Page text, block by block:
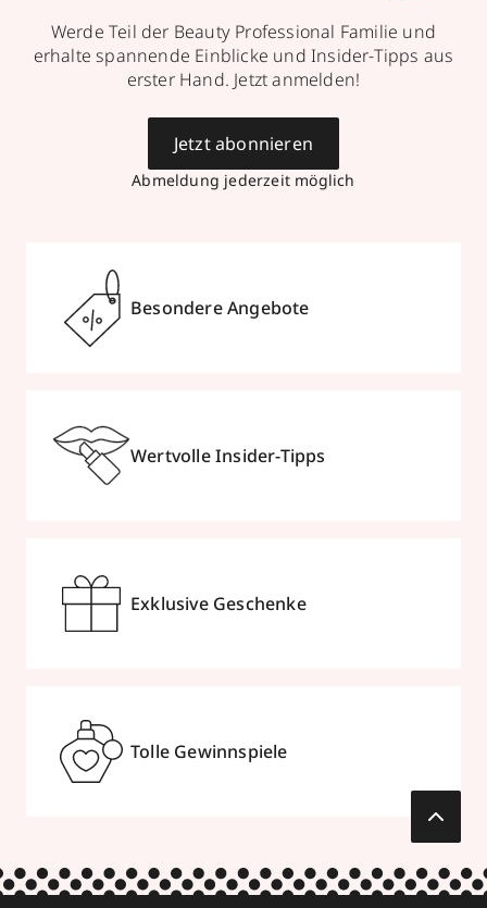
Werde Teil der Beauty Professional Familie und
erhalte spannende Einblicke und Insider-Tipps aus
erster Hand. Jetzt anmelden!
Abmeldung jederzeit möglich
Jetzt abonnieren
Besondere Angebote
Wertvolle Insider-Tipps
Exklusive Geschenke
Tolle Gewinnspiele